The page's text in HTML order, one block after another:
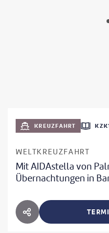
KREUZFAHRT
WELTKREUZFAHRT
Mit AIDAstella von
Übernachtungen in
HOTEL TEILEN